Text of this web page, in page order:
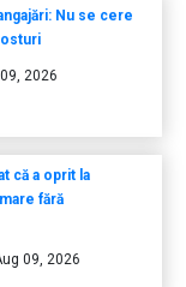
Nu se cere
2026
că a oprit la
fără
09, 2026